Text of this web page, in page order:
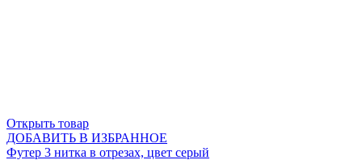
Открыть товар
ДОБАВИТЬ В ИЗБРАННОЕ
Футер 3 нитка в отрезах, цвет серый